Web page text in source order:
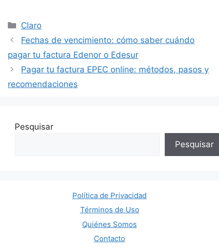
Categorías
Claro
Fechas de vencimiento: cómo saber cuándo
pagar tu factura Edenor o Edesur
Pagar tu factura EPEC online: métodos, pasos y
recomendaciones
Pesquisar
Pesquisar
Política de Privacidad
Términos de Uso
Quiénes Somos
Contacto